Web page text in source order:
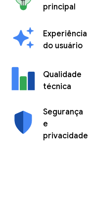
principal
Experiência
do usuário
Qualidade
técnica
Segurança
e
privacidade